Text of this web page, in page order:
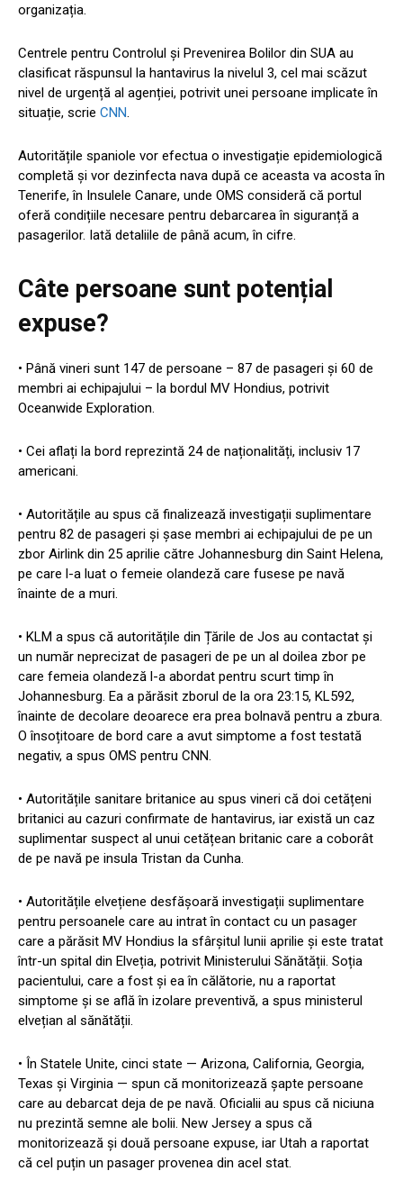
organizația.
Centrele pentru Controlul și Prevenirea Bolilor din SUA au
clasificat răspunsul la hantavirus la nivelul 3, cel mai scăzut
nivel de urgență al agenției, potrivit unei persoane implicate în
situație, scrie CNN.
Autoritățile spaniole vor efectua o investigație epidemiologică
completă și vor dezinfecta nava după ce aceasta va acosta în
Tenerife, în Insulele Canare, unde OMS consideră că portul
oferă condițiile necesare pentru debarcarea în siguranță a
pasagerilor. Iată detaliile de până acum, în cifre.
Câte persoane sunt potențial
expuse?
• Până vineri sunt 147 de persoane – 87 de pasageri și 60 de
membri ai echipajului – la bordul MV Hondius, potrivit
Oceanwide Exploration.
• Cei aflați la bord reprezintă 24 de naționalități, inclusiv 17
americani.
• Autoritățile au spus că finalizează investigații suplimentare
pentru 82 de pasageri și șase membri ai echipajului de pe un
zbor Airlink din 25 aprilie către Johannesburg din Saint Helena,
pe care l-a luat o femeie olandeză care fusese pe navă
înainte de a muri.
• KLM a spus că autoritățile din Țările de Jos au contactat și
un număr neprecizat de pasageri de pe un al doilea zbor pe
care femeia olandeză l-a abordat pentru scurt timp în
Johannesburg. Ea a părăsit zborul de la ora 23:15, KL592,
înainte de decolare deoarece era prea bolnavă pentru a zbura.
O însoțitoare de bord care a avut simptome a fost testată
negativ, a spus OMS pentru CNN.
• Autoritățile sanitare britanice au spus vineri că doi cetățeni
britanici au cazuri confirmate de hantavirus, iar există un caz
suplimentar suspect al unui cetățean britanic care a coborât
de pe navă pe insula Tristan da Cunha.
• Autoritățile elvețiene desfășoară investigații suplimentare
pentru persoanele care au intrat în contact cu un pasager
care a părăsit MV Hondius la sfârșitul lunii aprilie și este tratat
într-un spital din Elveția, potrivit Ministerului Sănătății. Soția
pacientului, care a fost și ea în călătorie, nu a raportat
simptome și se află în izolare preventivă, a spus ministerul
elvețian al sănătății.
• În Statele Unite, cinci state — Arizona, California, Georgia,
Texas și Virginia — spun că monitorizează șapte persoane
care au debarcat deja de pe navă. Oficialii au spus că niciuna
nu prezintă semne ale bolii. New Jersey a spus că
monitorizează și două persoane expuse, iar Utah a raportat
că cel puțin un pasager provenea din acel stat.